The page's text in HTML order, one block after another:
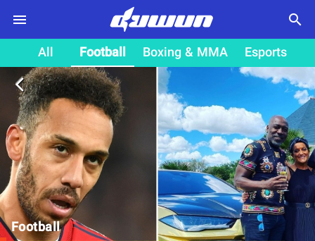
search
All Football Boxing & MMA Esports
arrow_back_ios
Football